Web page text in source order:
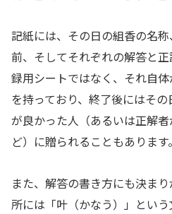
記紙には、その日の組香の名
前、そしてそれぞれの解答と
録用シートではなく、それ自
を持っており、終了後にはそ
が良かった人（あるいは正解
ど）に贈られることもあります。
また、解答の書き方にも決ま
所には「叶（かなう）」とい